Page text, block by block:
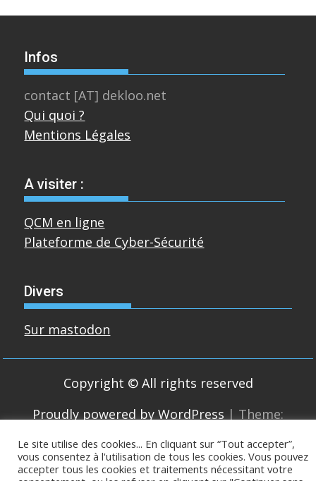
Infos
contact [AT] dekloo.net
Qui quoi ?
Mentions Légales
A visiter :
QCM en ligne
Plateforme de Cyber-Sécurité
Divers
Sur mastodon
Copyright © All rights reserved
Proudly powered by WordPress | Theme:
Le site utilise des cookies... En cliquant sur “Tout accepter”,
vous consentez à l'utilisation de tous les cookies. Vous pouvez
accepter tous les cookies et traitements nécessitant votre